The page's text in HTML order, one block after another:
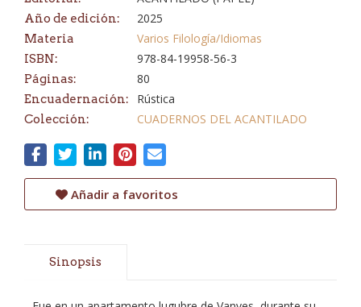
Año de edición: 2025
Materia Varios Filología/Idiomas
ISBN: 978-84-19958-56-3
Páginas: 80
Encuadernación: Rústica
Colección: CUADERNOS DEL ACANTILADO
Añadir a favoritos
Sinopsis